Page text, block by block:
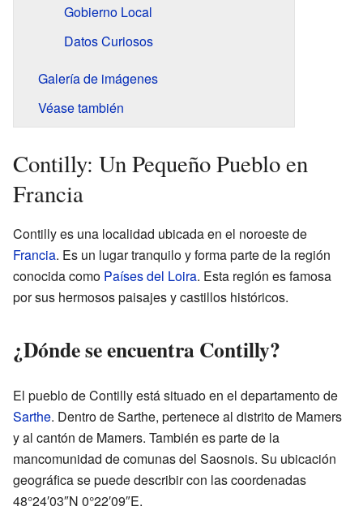
Gobierno Local
Datos Curiosos
Galería de imágenes
Véase también
Contilly: Un Pequeño Pueblo en
Francia
Contilly es una localidad ubicada en el noroeste de
Francia. Es un lugar tranquilo y forma parte de la región
conocida como Países del Loira. Esta región es famosa
por sus hermosos paisajes y castillos históricos.
¿Dónde se encuentra Contilly?
El pueblo de Contilly está situado en el departamento de
Sarthe. Dentro de Sarthe, pertenece al distrito de Mamers
y al cantón de Mamers. También es parte de la
mancomunidad de comunas del Saosnois. Su ubicación
geográfica se puede describir con las coordenadas
48°24′03″N 0°22′09″E.